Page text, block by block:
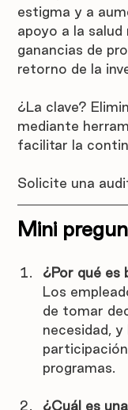
estigma y a
apoyo a la salud
ganancias de
retorno de la
¿La clave?
mediante
facilitar la
Solicite una
Mini
¿Por qué es
Los
de tomar
necesidad,
programas.
¿Cuál es